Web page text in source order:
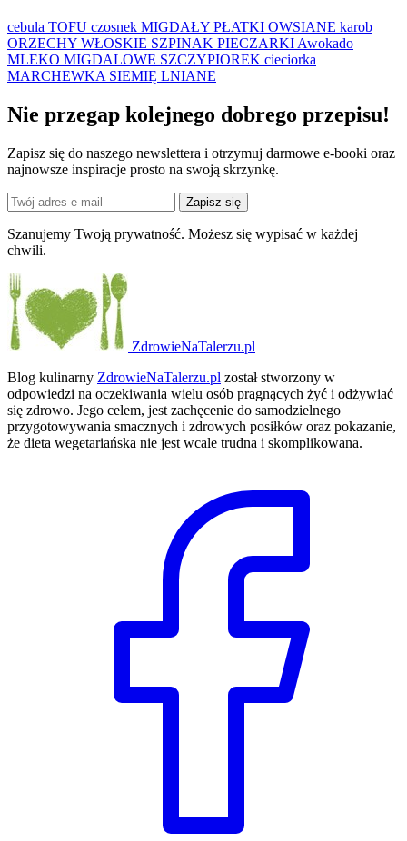
cebula TOFU czosnek MIGDAŁY PŁATKI OWSIANE karob
ORZECHY WŁOSKIE SZPINAK PIECZARKI Awokado
MLEKO MIGDALOWE SZCZYPIOREK cieciorka
MARCHEWKA SIEMIĘ LNIANE
Nie przegap kolejnego dobrego przepisu!
Zapisz się do naszego newslettera i otrzymuj darmowe e-booki oraz
najnowsze inspiracje prosto na swoją skrzynkę.
Zapisz się
Szanujemy Twoją prywatność. Możesz się wypisać w każdej
chwili.
ZdrowieNaTalerzu.pl
Blog kulinarny ZdrowieNaTalerzu.pl został stworzony w
odpowiedzi na oczekiwania wielu osób pragnących żyć i odżywiać
się zdrowo. Jego celem, jest zachęcenie do samodzielnego
przygotowywania smacznych i zdrowych posiłków oraz pokazanie,
że dieta wegetariańska nie jest wcale trudna i skomplikowana.